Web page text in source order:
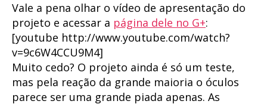
Vale a pena olhar o vídeo de apresentação do
projeto e acessar a página dele no G+:
[youtube http://www.youtube.com/watch?
v=9c6W4CCU9M4]
Muito cedo? O projeto ainda é só um teste,
mas pela reação da grande maioria o óculos
parece ser uma grande piada apenas. As